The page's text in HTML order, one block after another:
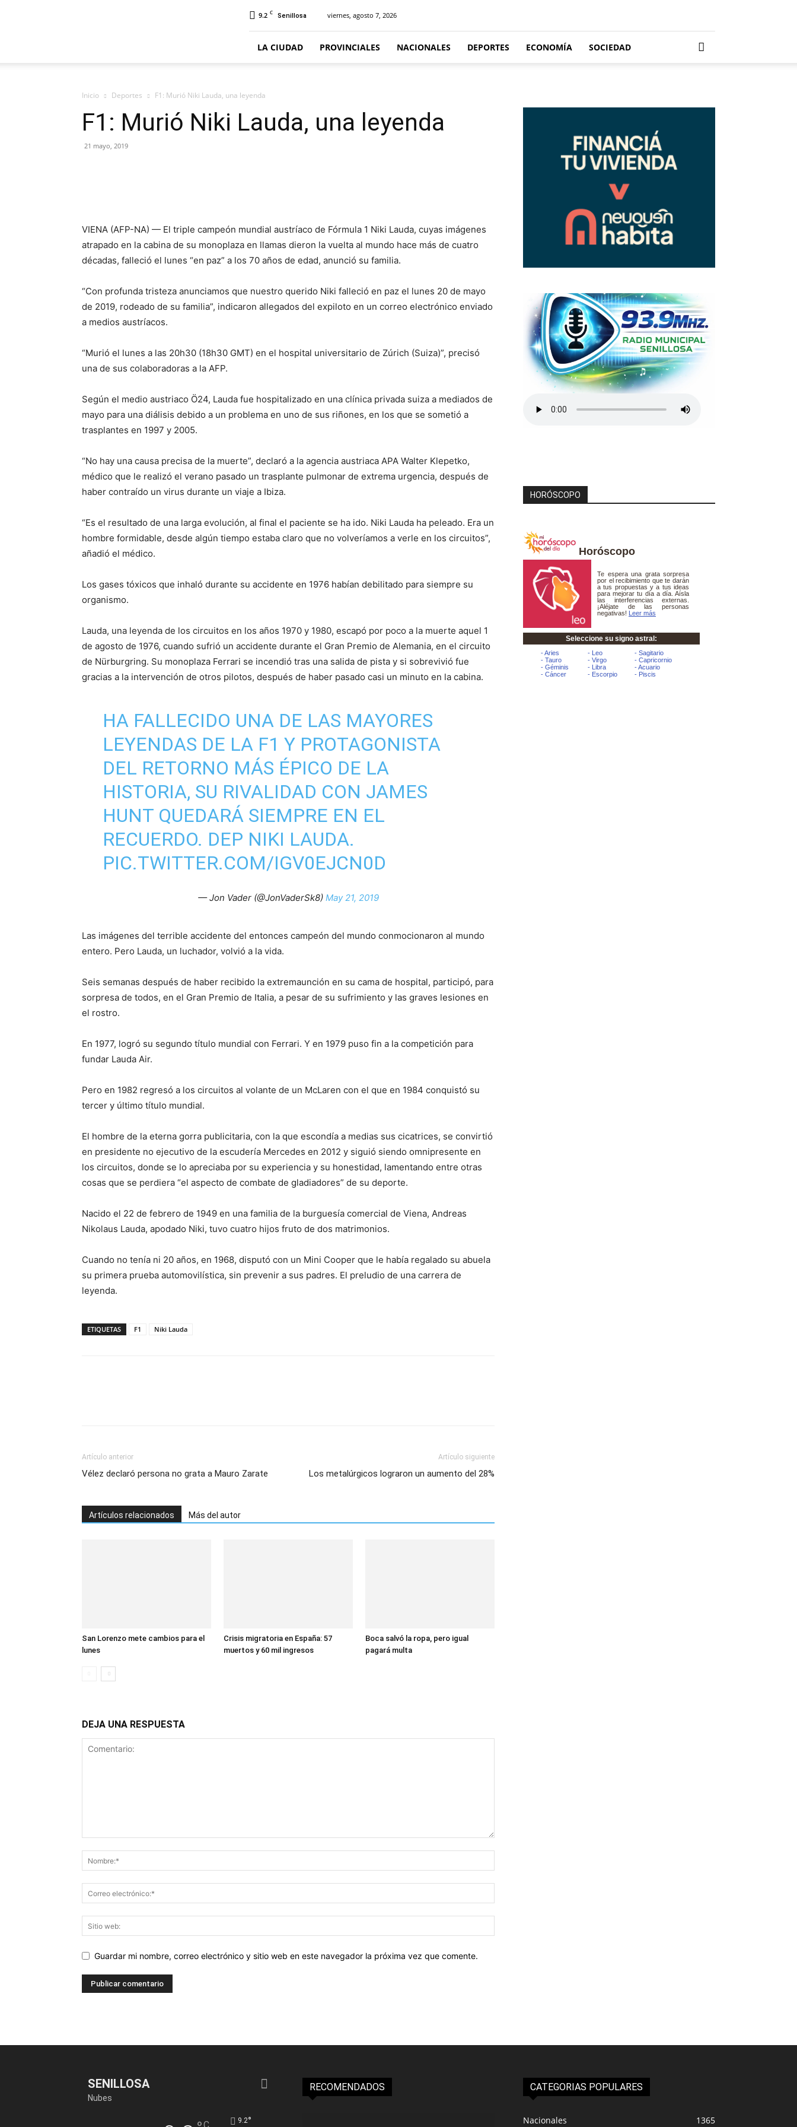
9.2 C Senillosa viernes, agosto 7, 2026
LA CIUDAD PROVINCIALES NACIONALES DEPORTES ECONOMÍA SOCIEDAD
Inicio Deportes F1: Murió Niki Lauda, una leyenda
F1: Murió Niki Lauda, una leyenda
21 mayo, 2019
VIENA (AFP-NA) — El triple campeón mundial austríaco de Fórmula 1 Niki Lauda, cuyas imágenes
atrapado en la cabina de su monoplaza en llamas dieron la vuelta al mundo hace más de cuatro
décadas, falleció el lunes “en paz” a los 70 años de edad, anunció su familia.
“Con profunda tristeza anunciamos que nuestro querido Niki falleció en paz el lunes 20 de mayo
de 2019, rodeado de su familia”, indicaron allegados del expiloto en un correo electrónico enviado
a medios austríacos.
“Murió el lunes a las 20h30 (18h30 GMT) en el hospital universitario de Zúrich (Suiza)”, precisó
una de sus colaboradoras a la AFP.
Según el medio austriaco Ö24, Lauda fue hospitalizado en una clínica privada suiza a mediados de
mayo para una diálisis debido a un problema en uno de sus riñones, en los que se sometió a
trasplantes en 1997 y 2005.
“No hay una causa precisa de la muerte”, declaró a la agencia austriaca APA Walter Klepetko,
médico que le realizó el verano pasado un trasplante pulmonar de extrema urgencia, después de
haber contraído un virus durante un viaje a Ibiza.
“Es el resultado de una larga evolución, al final el paciente se ha ido. Niki Lauda ha peleado. Era un
hombre formidable, desde algún tiempo estaba claro que no volveríamos a verle en los circuitos”,
añadió el médico.
Los gases tóxicos que inhaló durante su accidente en 1976 habían debilitado para siempre su
organismo.
Lauda, una leyenda de los circuitos en los años 1970 y 1980, escapó por poco a la muerte aquel 1
de agosto de 1976, cuando sufrió un accidente durante el Gran Premio de Alemania, en el circuito
de Nürburgring. Su monoplaza Ferrari se incendió tras una salida de pista y si sobrevivió fue
gracias a la intervención de otros pilotos, después de haber pasado casi un minuto en la cabina.
HA FALLECIDO UNA DE LAS MAYORES
LEYENDAS DE LA F1 Y PROTAGONISTA
DEL RETORNO MÁS ÉPICO DE LA
HISTORIA, SU RIVALIDAD CON JAMES
HUNT QUEDARÁ SIEMPRE EN EL
RECUERDO. DEP NIKI LAUDA.
PIC.TWITTER.COM/IGV0EJCN0D
— Jon Vader (@JonVaderSk8) May 21, 2019
Las imágenes del terrible accidente del entonces campeón del mundo conmocionaron al mundo
entero. Pero Lauda, un luchador, volvió a la vida.
Seis semanas después de haber recibido la extremaunción en su cama de hospital, participó, para
sorpresa de todos, en el Gran Premio de Italia, a pesar de su sufrimiento y las graves lesiones en
el rostro.
En 1977, logró su segundo título mundial con Ferrari. Y en 1979 puso fin a la competición para
fundar Lauda Air.
Pero en 1982 regresó a los circuitos al volante de un McLaren con el que en 1984 conquistó su
tercer y último título mundial.
El hombre de la eterna gorra publicitaria, con la que escondía a medias sus cicatrices, se convirtió
en presidente no ejecutivo de la escudería Mercedes en 2012 y siguió siendo omnipresente en
los circuitos, donde se lo apreciaba por su experiencia y su honestidad, lamentando entre otras
cosas que se perdiera “el aspecto de combate de gladiadores” de su deporte.
Nacido el 22 de febrero de 1949 en una familia de la burguesía comercial de Viena, Andreas
Nikolaus Lauda, apodado Niki, tuvo cuatro hijos fruto de dos matrimonios.
Cuando no tenía ni 20 años, en 1968, disputó con un Mini Cooper que le había regalado su abuela
su primera prueba automovilística, sin prevenir a sus padres. El preludio de una carrera de
leyenda.
ETIQUETAS F1 Niki Lauda
Artículo anterior
Vélez declaró persona no grata a Mauro Zarate
Artículo siguiente
Los metalúrgicos lograron un aumento del 28%
Artículos relacionados Más del autor
San Lorenzo mete cambios para el
lunes
Crisis migratoria en España: 57
muertos y 60 mil ingresos
Boca salvó la ropa, pero igual
pagará multa
DEJA UNA RESPUESTA
Guardar mi nombre, correo electrónico y sitio web en este navegador la próxima vez que comente.
HORÓSCOPO
Horóscopo
SENILLOSA
Nubes
C 9.2°
RECOMENDADOS CATEGORIAS POPULARES
Nacionales 1365